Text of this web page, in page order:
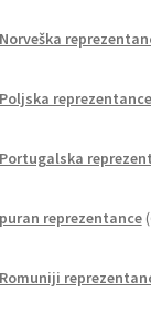
reprezentance
reprezentance